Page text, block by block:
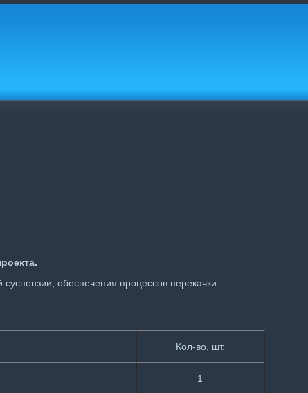
обеспечения процессов перекачки
Кол-во, шт.
1